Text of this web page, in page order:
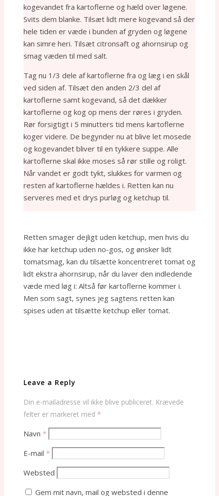
kogevandet fra kartoflerne og hæld over løgene.
Svits dem blanke. Tilsæt lidt mere kogevand så der
hele tiden er væde i bunden af gryden og løgene
kan simre heri. Tilsæt citronsaft og ahornsirup og
smag væden til med salt.
Tag nu 1/3 dele af kartoflerne fra og læg i en skål
ved siden af. Tilsæt den anden 2/3 del af
kartoflerne samt kogevand, så det dækker
kartoflerne og kog op mens der røres i gryden.
Rør forsigtigt i 5 minutters tid mens kartoflerne
koger videre. De begynder nu at blive let mosede
og kogevandet bliver til en tykkere suppe. Alle
kartoflerne skal ikke moses så rør stille og roligt.
Når vandet er godt tykt, slukkes for varmen og
resten af kartoflerne hældes i. Retten kan nu
serveres med et drys purløg og ketchup til.
Retten smager dejligt uden ketchup, men hvis du
ikke har ketchup uden no-gos, og ønsker lidt
tomatsmag, kan du tilsætte koncentreret tomat og
lidt ekstra ahornsirup, når du laver den indledende
væde med løg i: Altså før kartoflerne kommer i.
Men som sagt, synes jeg sagtens retten kan
spises uden at tilsætte ketchup eller tomat.
Leave a Reply
Din e-mailadresse vil ikke blive publiceret. Krævede
felter er markeret med *
Navn *
E-mail *
Websted
Gem mit navn, mail og websted i denne